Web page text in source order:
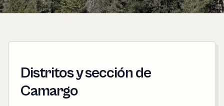
Distritos y sección de
Camargo